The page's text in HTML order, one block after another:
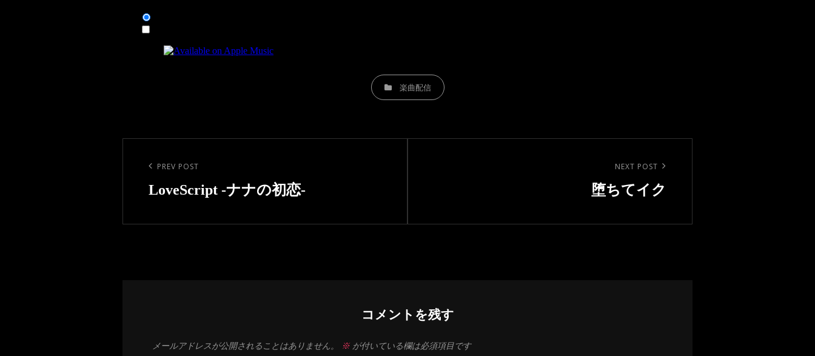
CATEGORIES楽曲配信
ゲ
Previous
Post
PREV POST
LoveScript -ナナの初恋-
NEXT POST
堕ちてイク
コメントを残す
メールアドレスが公開されることはありません。 ※が付いている欄は必須項目です